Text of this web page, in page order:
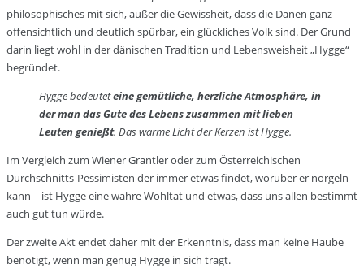
philosophisches mit sich, außer die Gewissheit, dass die Dänen ganz
offensichtlich und deutlich spürbar, ein glückliches Volk sind. Der Grund
darin liegt wohl in der dänischen Tradition und Lebensweisheit „Hygge“
begründet.
Hygge bedeuteteine gemütliche, herzliche Atmosphäre, in
der man das Gute des Lebens zusammen mit lieben
Leuten genießt. Das warme Licht der Kerzen ist Hygge.
Im Vergleich zum Wiener Grantler oder zum Österreichischen
Durchschnitts-Pessimisten der immer etwas findet, worüber er nörgeln
kann – ist Hygge eine wahre Wohltat und etwas, dass uns allen bestimmt
auch gut tun würde.
Der zweite Akt endet daher mit der Erkenntnis, dass man keine Haube
benötigt, wenn man genug Hygge in sich trägt.